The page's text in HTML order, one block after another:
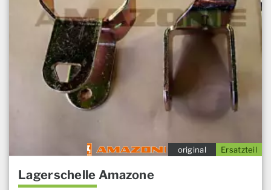
Ersatzteil
original
Lagerschelle Amazone